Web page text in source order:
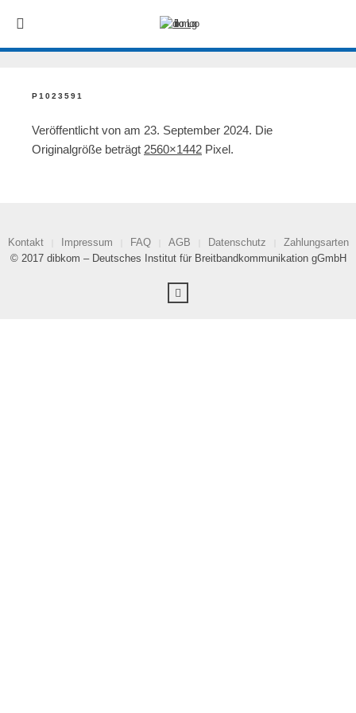
P1023591
Veröffentlicht von am 23. September 2024. Die
Originalgröße beträgt 2560×1442 Pixel.
Kontakt Impressum FAQ AGB Datenschutz
Zahlungsarten
© 2017 dibkom – Deutsches Institut für Breitbandkommunikation gGmbH